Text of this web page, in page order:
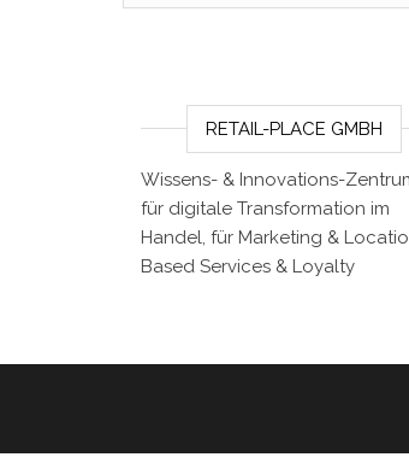
RETAIL-PLACE GMBH
Wissens- & Innovations-
für digitale Transformation im
Handel, für Marketing &
Based Services & Loyalty